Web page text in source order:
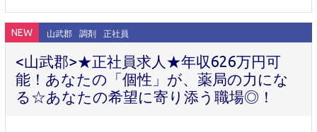
NEW 山武郡 調剤 正社員
<山武郡>★正社員求人★年収626万円可
能！あなたの「個性」が、薬局の力にな
る☆あなたの希望に寄り添う職場◎！